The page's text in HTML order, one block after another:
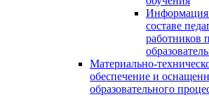
Информация
составе
работников
Материально-
обеспечение и
образовательного